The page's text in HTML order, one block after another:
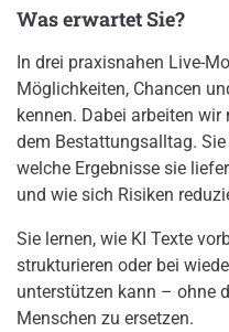
Was erwartet Sie?
In drei praxisnahen Live-
Möglichkeiten, Chancen
kennen. Dabei arbeiten
dem Bestattungsalltag.
welche Ergebnisse sie
und wie sich Risiken
Sie lernen, wie KI Texte
strukturieren oder bei
unterstützen kann – ohne
Menschen zu ersetzen.